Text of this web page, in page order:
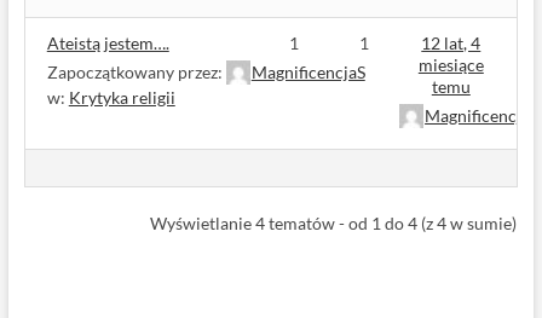
Ateistą jestem….
Zapoczątkowany przez:
MagnificencjaS
w: Krytyka religii
1 1
12 lat, 4
miesiące
temu
MagnificencjaS
Wyświetlanie 4 tematów - od 1 do 4 (z 4 w sumie)